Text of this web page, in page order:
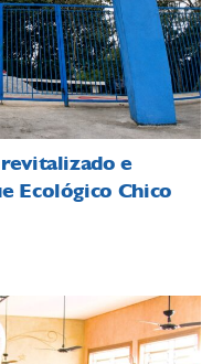
e
Ecológico Chico